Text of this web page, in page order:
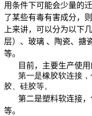
用条件下可能会少量的
了某些有毒有害成分，
上来讲，可以分为以下
层）、玻璃 、陶瓷、搪
等。
目前，主要生产使
第一是橡胶软连接
胶、硅胶等。
第二是塑料软连接
等。